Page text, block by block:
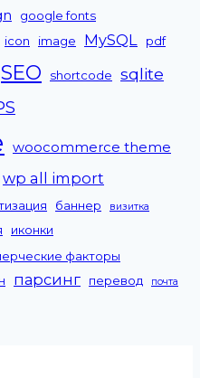
google fonts
icon image MySQL pdf
SEO shortcode sqlite
woocommerce theme
wp all import
баннер визитка
иконки
факторы
парсинг перевод почта